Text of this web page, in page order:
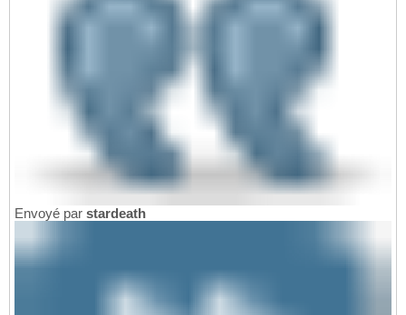
Envoyé par stardeath